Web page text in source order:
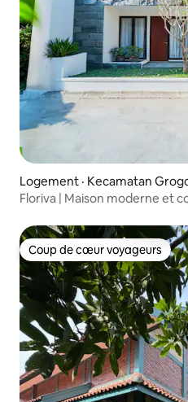
Logement · Kecamatan
Floriva | Maison moderne et
Coup de cœur voyageurs
Coup de cœur voyageurs